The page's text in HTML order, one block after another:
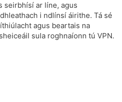
seirbhísí ar líne, agus
i ndlínsí áirithe. Tá sé
agus beartais na
sula roghnaíonn tú VPN.